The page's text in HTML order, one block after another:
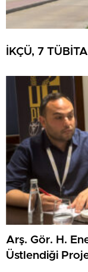
İKÇÜ, 7
Arş. Gör. H.
Üstlendiği